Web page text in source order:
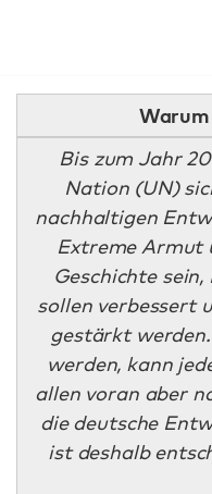
Bis zum Jahr
Nation (UN)
nachhaltigen
Extreme Armut
Geschichte
sollen verbessert
gestärkt
werden, kann
allen voran aber
die deutsche
ist deshalb